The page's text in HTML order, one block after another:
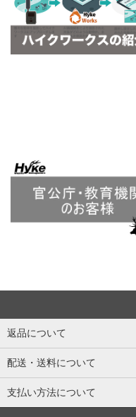
返品について
配送・送料について
支払い方法について